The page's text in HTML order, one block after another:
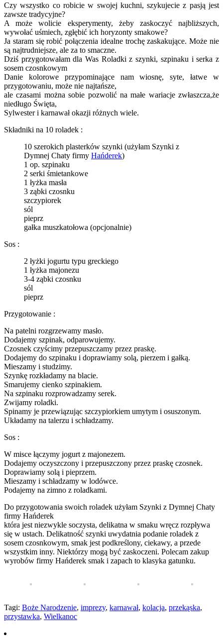
Czy wszystko co robicie w swojej kuchni, szykujecie z pasją jest
zawsze tradycyjne?
A może wolicie eksperymenty, żeby zaskoczyć najbliższych,
wywołać uśmiech, zgłębić ich horyzonty smakowe?
Ja staram się robić połączenia idealne trochę zaskakujące. Może nie
są najtrudniejsze, ale za to smaczne.
Dziś przygotowałam dla Was Roladki z szynki, szpinaku i serka z
sosem czosnkowym
Danie kolorowe przypominające nam wiosnę, syte, łatwe w
przygotowaniu, może nie najtańsze,
ale czasami można sobie pozwolić na małe wariacje zwłaszcza,że
niedługo Święta,
Sylwester i karnawał okazji różnych wiele.
Składniki na 10 roladek :
10 szerokich plasterków szynki (użyłam Szynki z
Dymnej Chaty firmy Hańderek)
1 op. szpinaku
2 serki śmietankowe
1 łyżka masła
3 ząbki czosnku
szczypiorek
sól
pieprz
gałka muszkatołowa (opcjonalnie)
Sos :
2 łyżki jogurtu typu greckiego
1 łyżka majonezu
3-4 ząbki czosnku
sól
pieprz
Przygotowanie :
Na patelni rozgrzewamy masło.
Dodajemy szpinak, odparowujemy.
Czosnek czyścimy przepuszczamy przez praskę.
Dodajemy do szpinaku i doprawiamy solą, pierzem i gałką.
Mieszamy i studzimy.
Szynkę rozkładamy na blacie.
Smarujemy cienko szpinakiem.
Na szpinaku rozprowadzamy serek.
Zwijamy roladki.
Spinamy je przewiązując szczypiorkiem umytym i osuszonym.
Układamy na talerzu i schładzamy.
Sos :
W misce łączymy jogurt z majonezem.
Dodajemy oczyszczony i przepuszczony przez praskę czosnek.
Doprawiamy solą i pieprzem.
Mieszamy i schładzamy w lodówce.
Podajemy na zimno z roladkami.
Do przygotowania swoich roladek użyłam Szynki z Dymnej Chaty
firmy Hańderek
która jest niezwykle soczysta, delikatna w smaku wręcz rozpływa
się w ustach. Delikatność szynki uwydatnia podanie roladek z
sosem czosnkowym, smak jest podkreślony, ciekawy, a przede
wszystkim inny. Niektórzy mogą być zaskoczeni. Polecam zakup
wyrobów firmy Hańderek smak i zapach to klasyka gatunku.
Tagi: Boże Narodzenie, imprezy, karnawał, kolacja, przekąska,
przystawka, Wielkanoc